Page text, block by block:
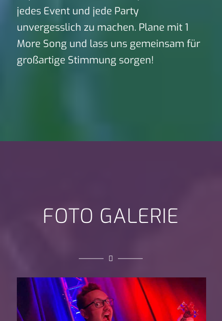
jedes Event und jede Party
unvergesslich zu machen. Plane mit 1
More Song und lass uns gemeinsam für
großartige Stimmung sorgen!
FOTO GALERIE